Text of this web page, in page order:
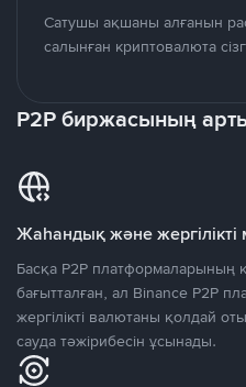
Сатушы ақшаны алғанын
салынған криптовалюта
P2P биржасының
Жаһандық және жергілікті
Басқа P2P платформаларының
бағытталған, ал Binance P2P
жергілікті валютаны қолдай
сауда тәжірибесін ұсынады.